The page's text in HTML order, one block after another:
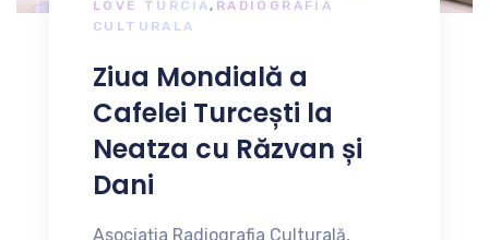
LOVE TURCIA , RADIOGRAFIA
CULTURALA
Ziua Mondială a
Cafelei Turcești la
Neatza cu Răzvan și
Dani
Asociația Radiografia Culturală,